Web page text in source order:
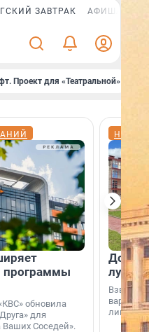
ЗАВТРАК АФИША PLUS
Проект для «Театральной»
программы
обновила
для
Ваших Соседей».
Дом
лучше
лишнего